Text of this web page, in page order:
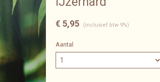
€ 5,95 (inclusief btw 9%)
Aantal